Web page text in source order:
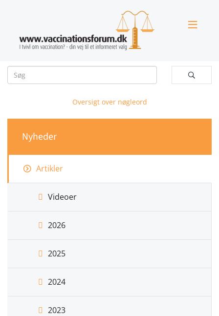


Oversigt over nøgleord
Nyheder
Artikler
Videoer
2026
2025
2024
2023